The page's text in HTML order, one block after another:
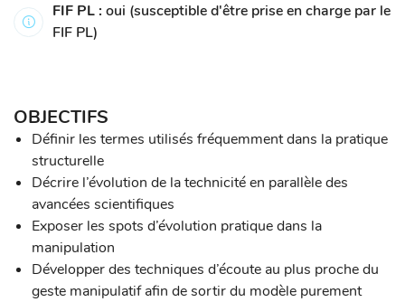
FIF PL : oui (susceptible d'être prise en charge par le
FIF PL)
OBJECTIFS
Définir les termes utilisés fréquemment dans la pratique
structurelle
Décrire l’évolution de la technicité en parallèle des
avancées scientifiques
Exposer les spots d’évolution pratique dans la
manipulation
Développer des techniques d’écoute au plus proche du
geste manipulatif afin de sortir du modèle purement